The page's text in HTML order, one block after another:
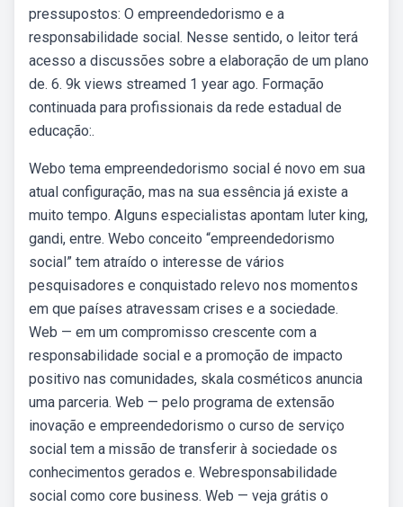
pressupostos: O empreendedorismo e a
responsabilidade social. Nesse sentido, o leitor terá
acesso a discussões sobre a elaboração de um plano
de. 6. 9k views streamed 1 year ago. Formação
continuada para profissionais da rede estadual de
educação:.
Webo tema empreendedorismo social é novo em sua
atual configuração, mas na sua essência já existe a
muito tempo. Alguns especialistas apontam luter king,
gandi, entre. Webo conceito “empreendedorismo
social” tem atraído o interesse de vários
pesquisadores e conquistado relevo nos momentos
em que países atravessam crises e a sociedade.
Web — em um compromisso crescente com a
responsabilidade social e a promoção de impacto
positivo nas comunidades, skala cosméticos anuncia
uma parceria. Web — pelo programa de extensão
inovação e empreendedorismo o curso de serviço
social tem a missão de transferir à sociedade os
conhecimentos gerados e. Webresponsabilidade
social como core business. Web — veja grátis o